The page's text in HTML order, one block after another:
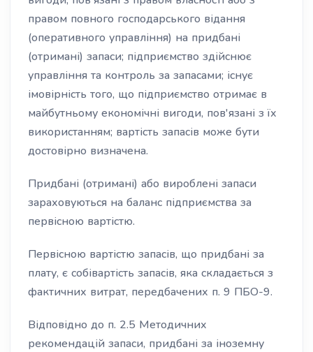
правом повного господарського відання
(оперативного управління) на придбані
(отримані) запаси; підприємство здійснює
управління та контроль за запасами; існує
імовірність того, що підприємство отримає в
майбутньому економічні вигоди, пов'язані з їх
використанням; вартість запасів може бути
достовірно визначена.
Придбані (отримані) або вироблені запаси
зараховуються на баланс підприємства за
первісною вартістю.
Первісною вартістю запасів, що придбані за
плату, є собівартість запасів, яка складається з
фактичних витрат, передбачених п. 9 ПБО-9.
Відповідно до п. 2.5 Методичних
рекомендацій запаси, придбані за іноземну